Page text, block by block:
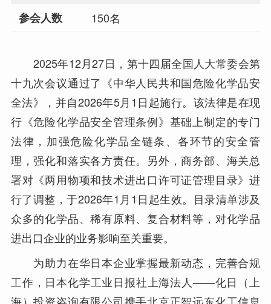
参会人数
150名
2025年12月27日，第十四届全国人大常委会第
十九次会议通过了《中华人民共和国危险化学品安
全法》，并自2026年5月1日起施行。该法律是在现
行《危险化学品安全管理条例》基础上制定的专门
法律，加强危险化学品全链条、各环节的安全管
理，强化和落实各方责任。另外，商务部、海关总
署对《两用物项和技术进出口许可证管理目录》进
行了调整，于2026年1月1日起生效。目录清单涉及
众多的化学品、稀有原料、复合材料等，对化学品
进出口企业的业务影响至关重要。
为助力在华日本企业掌握最新动态，完善合规
工作，日本化学工业日报社上海法人——化日（上